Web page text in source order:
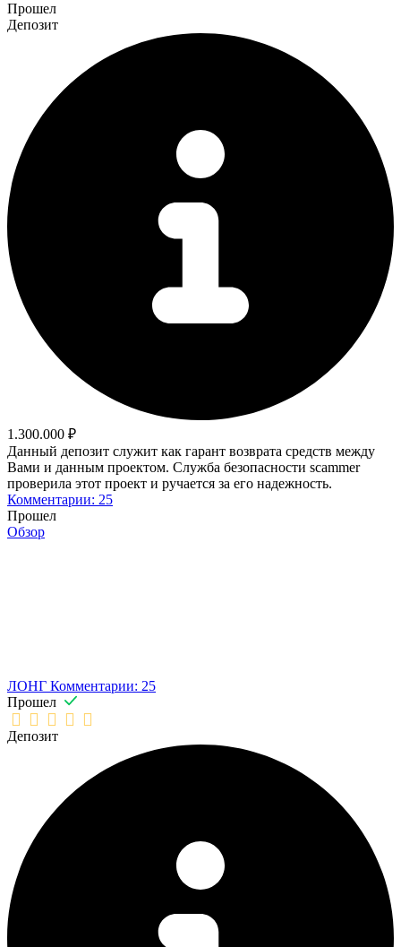
Прошел
Депозит
1.300.000 ₽
Данный депозит служит как гарант возврата средств между
Вами и данным проектом. Служба безопасности scammer
проверила этот проект и ручается за его надежность.
Комментарии: 25
Прошел
Обзор
ЛОНГ Комментарии: 25
Прошел
Депозит